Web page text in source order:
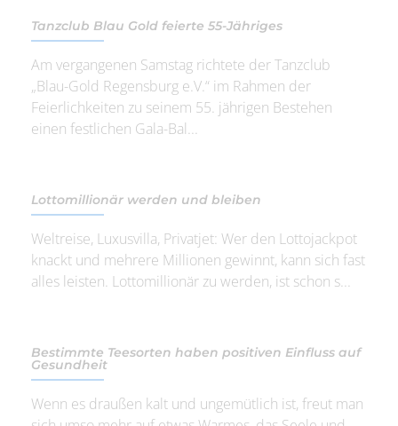
Tanzclub Blau Gold feierte 55-Jähriges
Am vergangenen Samstag richtete der Tanzclub
„Blau-Gold Regensburg e.V.“ im Rahmen der
Feierlichkeiten zu seinem 55. jährigen Bestehen
einen festlichen Gala-Bal...
Lottomillionär werden und bleiben
Weltreise, Luxusvilla, Privatjet: Wer den Lottojackpot
knackt und mehrere Millionen gewinnt, kann sich fast
alles leisten. Lottomillionär zu werden, ist schon s...
Bestimmte Teesorten haben positiven Einfluss auf
Gesundheit
Wenn es draußen kalt und ungemütlich ist, freut man